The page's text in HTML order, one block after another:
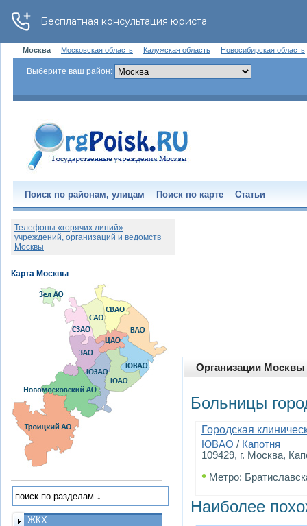
Москва Московская область Калужская область Новосибирская область
Выберите ваш район:
Поиск по районам, улицам Поиск по карте Статьи
Организации Москвы
Больницы
Городская
ЮВАО / Капотня
109429, г. Москва,
• Метро:
Наиболее
Телефоны «горячих линий»
учреждений, организаций и ведомств
Москвы
ЖКХ